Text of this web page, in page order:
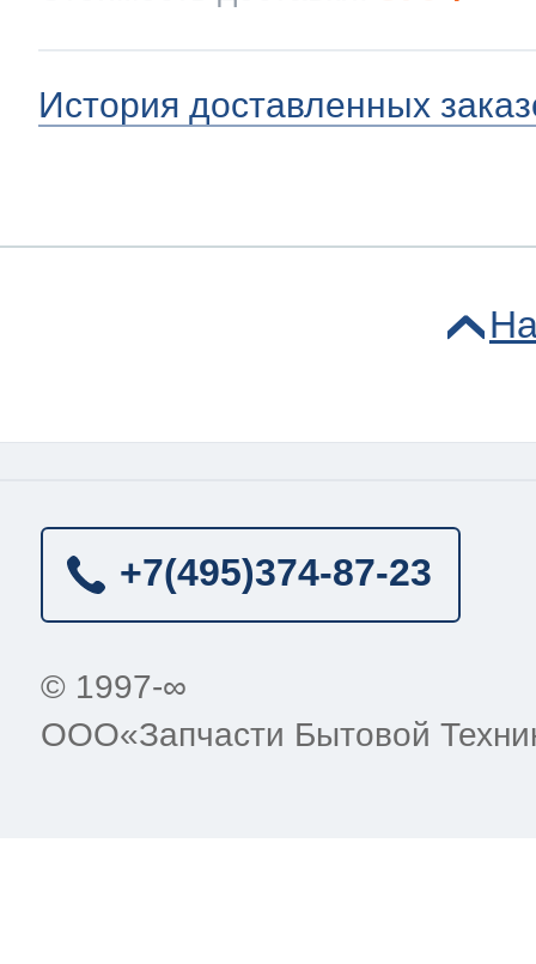
История доставленных
+7(495)374-87-23
© 1997-∞
ООО«Запчасти Бытовой